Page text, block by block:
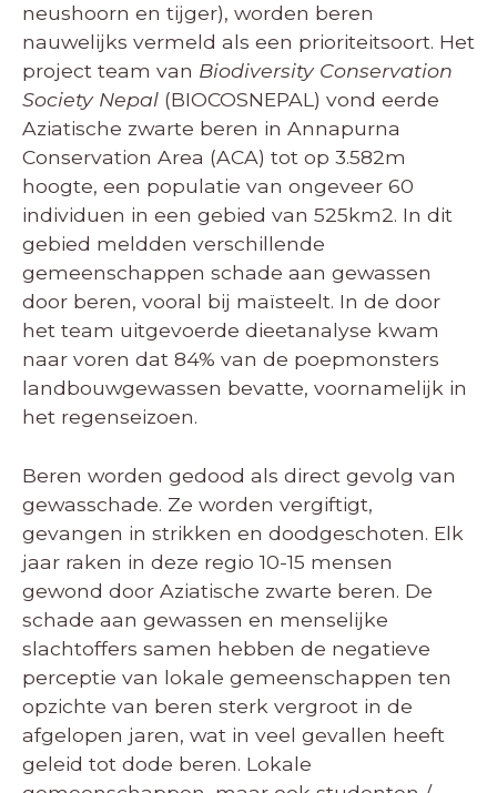
neushoorn en tijger), worden beren
nauwelijks vermeld als een prioriteitsoort. Het
project team van Biodiversity Conservation
Society Nepal (BIOCOSNEPAL) vond eerde
Aziatische zwarte beren in Annapurna
Conservation Area (ACA) tot op 3.582m
hoogte, een populatie van ongeveer 60
individuen in een gebied van 525km2. In dit
gebied meldden verschillende
gemeenschappen schade aan gewassen
door beren, vooral bij maïsteelt. In de door
het team uitgevoerde dieetanalyse kwam
naar voren dat 84% van de poepmonsters
landbouwgewassen bevatte, voornamelijk in
het regenseizoen.
Beren worden gedood als direct gevolg van
gewasschade. Ze worden vergiftigt,
gevangen in strikken en doodgeschoten. Elk
jaar raken in deze regio 10-15 mensen
gewond door Aziatische zwarte beren. De
schade aan gewassen en menselijke
slachtoffers samen hebben de negatieve
perceptie van lokale gemeenschappen ten
opzichte van beren sterk vergroot in de
afgelopen jaren, wat in veel gevallen heeft
geleid tot dode beren. Lokale